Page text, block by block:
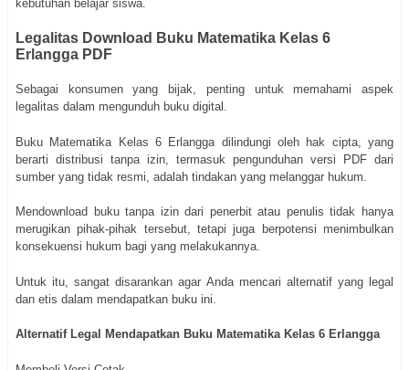
kebutuhan belajar siswa.
Legalitas Download Buku Matematika Kelas 6
Erlangga PDF
Sebagai konsumen yang bijak, penting untuk memahami aspek
legalitas dalam mengunduh buku digital.
Buku Matematika Kelas 6 Erlangga dilindungi oleh hak cipta, yang
berarti distribusi tanpa izin, termasuk pengunduhan versi PDF dari
sumber yang tidak resmi, adalah tindakan yang melanggar hukum.
Mendownload buku tanpa izin dari penerbit atau penulis tidak hanya
merugikan pihak-pihak tersebut, tetapi juga berpotensi menimbulkan
konsekuensi hukum bagi yang melakukannya.
Untuk itu, sangat disarankan agar Anda mencari alternatif yang legal
dan etis dalam mendapatkan buku ini.
Alternatif Legal Mendapatkan Buku Matematika Kelas 6 Erlangga